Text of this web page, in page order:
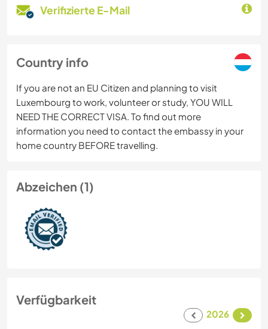
Verifizierte E-Mail
Country info
If you are not an EU Citizen and planning to visit
Luxembourg to work, volunteer or study, YOU WILL
NEED THE CORRECT VISA. To find out more
information you need to contact the embassy in your
home country BEFORE travelling.
Abzeichen (1)
Verfügbarkeit
2026